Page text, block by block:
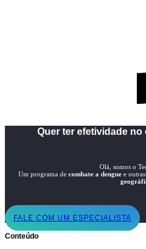
Quer ter efetividade
Olá, somos o
Um programa de combate a dengue e
FALE COM UM ESPECIALISTA
Conteúdo